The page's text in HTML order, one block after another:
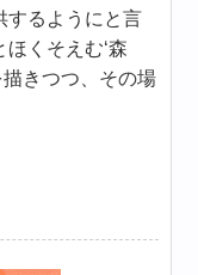
するようにと言
くそえむ‘森
描きつつ、その場